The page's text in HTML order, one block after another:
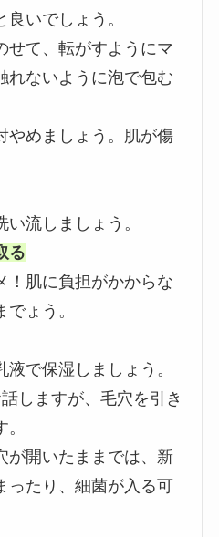
いでしょう。
せて、転がすようにマ
ないように泡で包む
やめましょう。肌が傷
流しましょう。
る
！肌に負担がかからな
ょう。
で保湿しましょう。
しますが、毛穴を引き
が開いたままでは、新
ったり、細菌が入る可